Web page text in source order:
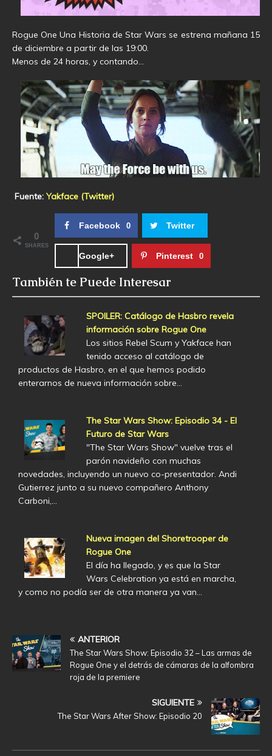
Rogue One Una Historia de Star Wars se estrena mañana 15
de diciembre a partir de las 19:00.
Menos de 24 horas, y contando…
Fuente: Yakface (Twitter)
0
SHARES
Facebook 0 Twitter
Google+ Pinterest 0
También te Puede Interesar
SPOILER: Catálogo de Hasbro revela
información sobre Rogue One
Los sitios Rebel Scum y Yakface han
tenido acceso al catálogo de
productos de Hasbro, en el que hemos podido
enterarnos de nueva información sobre…
The Star Wars Show: Episodio 34 - El
Futuro de Star Wars
"The Star Wars Show" vuelve tras el
parón navideño con muchas
novedades, incluyendo un nuevo co-presentador. Andi
Gutierrez junto a su nuevo compañero Anthony
Carboni,…
Nueva imagen del Shoretrooper de
Rogue One
El día ha llegado, y es que la Star
Wars Celebration ya está en marcha,
y como no podía ser de otra manera ya van…
ANTERIOR
The Star Wars Show: Episodio 32 – Las armas de
Rogue One y el detrás de cámaras de la alfombra
roja de la premiere
SIGUIENTE
The Star Wars After Show: Episodio 20